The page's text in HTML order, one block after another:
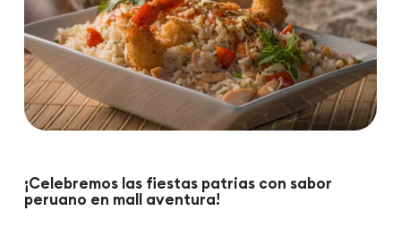
¡Celebremos las fiestas patrias con sabor
peruano en mall aventura!